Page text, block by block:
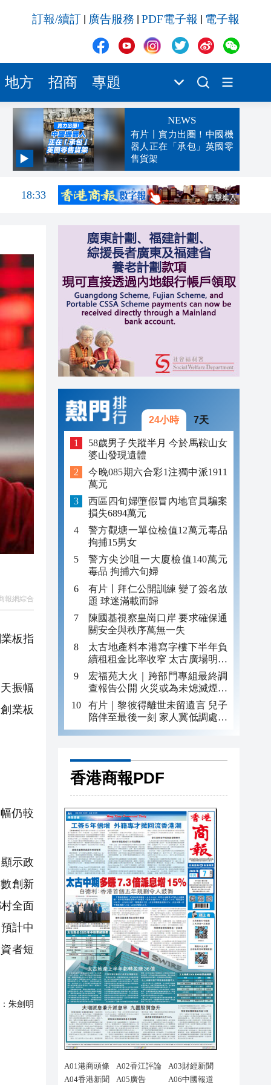
訂報/續訂 廣告服務 PDF電子報 電子報
地方 招商 專題
NEWS
有片丨實力出圈！中國機
器人正在「承包」英國零
售貨架
18:42
18:33
18:16
18:01
17:57
17:13
報網綜合
板指
振幅
業板
仍較
示政
創新
全面
計中
者短
朱劍明
24小時 7天
58歲男子失蹤半月 今於馬鞍山女
婆山發現遺體
今晚085期六合彩1注獨中派1911
萬元
西區四旬婦墮假冒內地官員騙案
損失6894萬元
警方觀塘一單位檢值12萬元毒品
拘捕15男女
警方尖沙咀一大廈檢值140萬元
毒品 拘捕六旬婦
有片〡拜仁公開訓練 變了簽名放
題 球迷滿載而歸
陳國基視察皇崗口岸 要求確保通
關安全與秩序萬無一失
太古地產料本港寫字樓下半年負
續租租金比率收窄 太古廣場明年
轉正
宏福苑大火｜跨部門專組最終調
查報告公開 火災或為未熄滅煙頭
引發
有片｜黎彼得離世未留遺言 兒子
陪伴至最後一刻 家人冀低調處理
後事
香港商報PDF